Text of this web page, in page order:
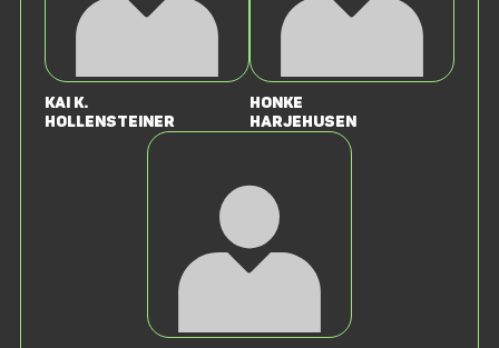
Kai K.
Hollensteiner
Honke
Harjehusen